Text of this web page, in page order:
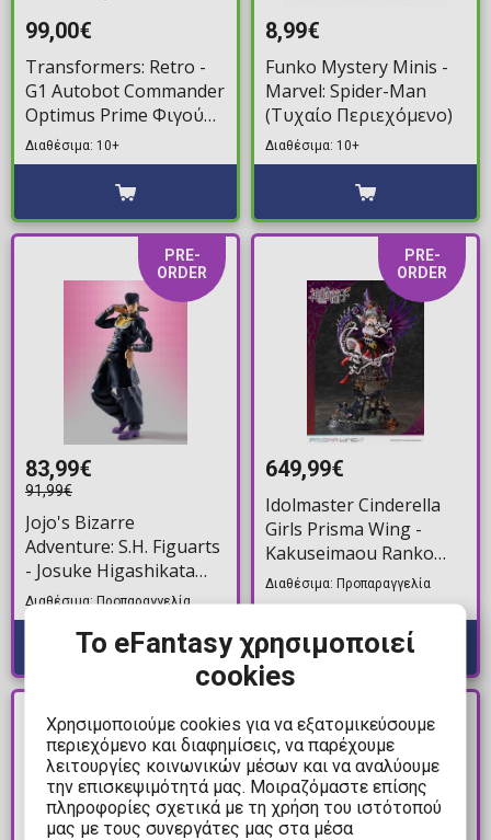
99,00€
Transformers: Retro -
G1 Autobot Commander
Optimus Prime Φιγούρα
Δράσης (16cm)
Διαθέσιμα: 10+
8,99€
Funko Mystery Minis -
Marvel: Spider-Man
(Τυχαίο Περιεχόμενο)
Διαθέσιμα: 10+
PRE-
ORDER
83,99€
91,99€
Jojo's Bizarre
Adventure: S.H. Figuarts
- Josuke Higashikata
Φιγούρα Δράσης (16cm)
Διαθέσιμα: Προπαραγγελία
PRE-
ORDER
649,99€
Idolmaster Cinderella
Girls Prisma Wing -
Kakuseimaou Ranko
Kanzaki 1/7 Φιγούρα
Αγαλματίδιο (32cm)
Διαθέσιμα: Προπαραγγελία
ORDER
ORDER
Το eFantasy χρησιμοποιεί
cookies
Χρησιμοποιούμε cookies για να εξατομικεύσουμε
περιεχόμενο και διαφημίσεις, να παρέχουμε
λειτουργίες κοινωνικών μέσων και να αναλύουμε
την επισκεψιμότητά μας. Μοιραζόμαστε επίσης
πληροφορίες σχετικά με τη χρήση του ιστότοπού
μας με τους συνεργάτες μας στα μέσα